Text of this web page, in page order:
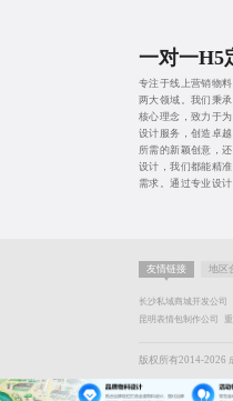
一对一H5
专注于线上营销物
两大领域。我们秉
核心理念，致力于
设计服务，创造卓
所需的新颖创意，
设计，我们都能精
需求。通过专业设
友情链接 地区
长沙私域商城开发公司
昆明表情包制作公司
版权所有2014-2026